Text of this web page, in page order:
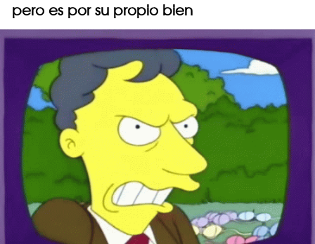
pero es por su propio bien